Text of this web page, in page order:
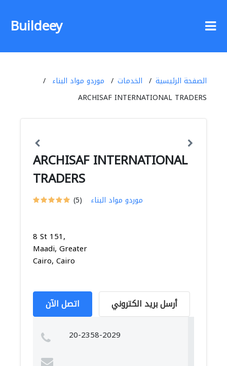
Buildeey
الصفحة الرئيسية الخدمات
موردو مواد البناء
ARCHISAF INTERNATIONAL TRADERS
ARCHISAF INTERNATIONAL
TRADERS
(5) موردو مواد البناء
8 St 151,
Maadi, Greater
Cairo, Cairo
اتصل الآن أرسل بريد الكتروني
20-2358-2029